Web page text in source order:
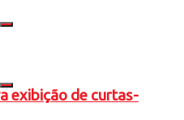
exibição de curtas-